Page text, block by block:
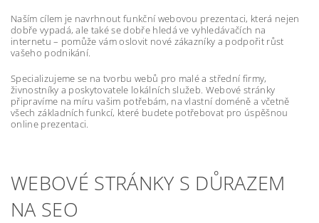
Naším cílem je navrhnout funkční webovou prezentaci, která nejen
dobře vypadá, ale také se dobře hledá ve vyhledávačích na
internetu – pomůže vám oslovit nové zákazníky a podpořit růst
vašeho podnikání.
Specializujeme se na tvorbu webů pro malé a střední firmy,
živnostníky a poskytovatele lokálních služeb. Webové stránky
připravíme na míru vašim potřebám, na vlastní doméně a včetně
všech základních funkcí, které budete potřebovat pro úspěšnou
online prezentaci.
WEBOVÉ STRÁNKY S DŮRAZEM
NA SEO